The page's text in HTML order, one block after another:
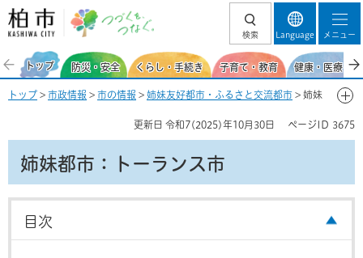
柏市 つづくを、
検索 Language メニュー
トップ 防災・安全 くらし・手続き 子育て・教育 健康・医療・
トップ > 市政情報 > 市の情報 > 姉妹友好都市・ふるさと交流都市 > 姉妹
更新日 令和7(2025)年10月30日 ページID 3675
姉妹都市：トーランス市
目次